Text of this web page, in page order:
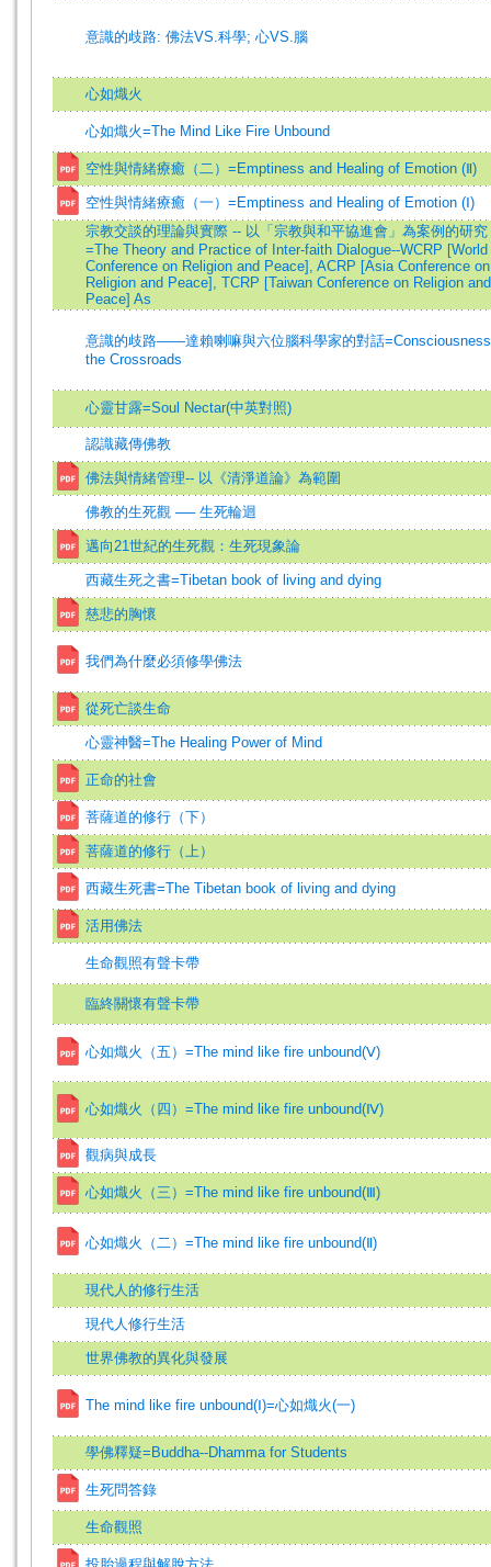
意識的歧路: 佛法VS.科學; 心VS.腦
心如熾火
心如熾火=The Mind Like Fire Unbound
空性與情緒療癒（二）=Emptiness and Healing of Emotion (Ⅱ)
空性與情緒療癒（一）=Emptiness and Healing of Emotion (Ⅰ)
宗教交談的理論與實際 -- 以「宗教與和平協進會」為案例的研究
=The Theory and Practice of Inter-faith Dialogue--WCRP [World
Conference on Religion and Peace], ACRP [Asia Conference on
Religion and Peace], TCRP [Taiwan Conference on Religion and
Peace] As
意識的歧路——達賴喇嘛與六位腦科學家的對話
the Crossroads
心靈甘露=Soul Nectar(中英對照)
認識藏傳佛教
佛法與情緒管理-- 以《清淨道論》為範圍
佛教的生死觀 ── 生死輪迴
邁向21世紀的生死觀：生死現象論
西藏生死之書=Tibetan book of living and dying
慈悲的胸懷
我們為什麼必須修學佛法
從死亡談生命
心靈神醫=The Healing Power of Mind
正命的社會
菩薩道的修行（下）
菩薩道的修行（上）
西藏生死書=The Tibetan book of living and dying
活用佛法
生命觀照有聲卡帶
臨終關懷有聲卡帶
心如熾火（五）=The mind like fire unbound(Ⅴ)
心如熾火（四）=The mind like fire unbound(Ⅳ)
觀病與成長
心如熾火（三）=The mind like fire unbound(Ⅲ)
心如熾火（二）=The mind like fire unbound(Ⅱ)
現代人的修行生活
現代人修行生活
世界佛教的異化與發展
The mind like fire unbound(Ⅰ)=心如熾火(一)
學佛釋疑=Buddha--Dhamma for Students
生死問答錄
生命觀照